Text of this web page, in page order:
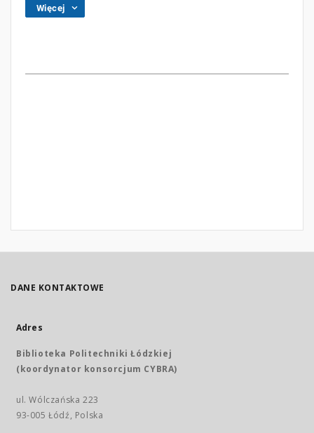
Więcej
DANE KONTAKTOWE
Adres
Biblioteka Politechniki Łódzkiej
(koordynator konsorcjum CYBRA)
ul. Wólczańska 223
93-005 Łódź, Polska